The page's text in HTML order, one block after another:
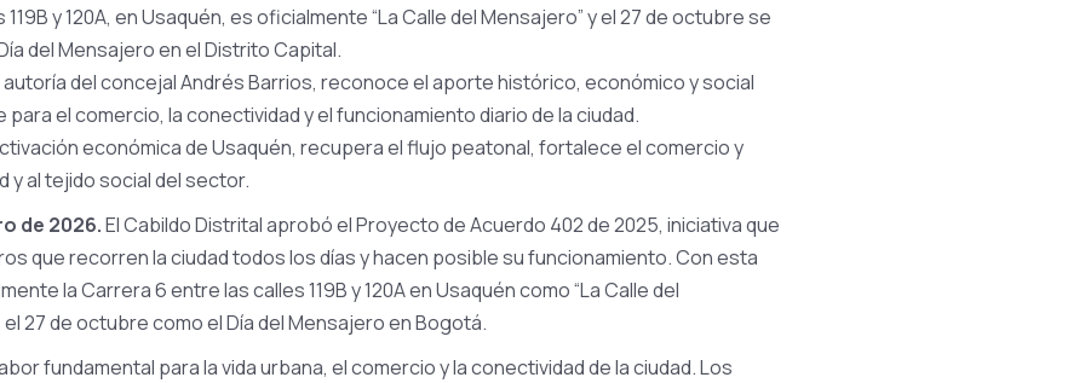
y 120A, en Usaquén, es oficialmente “La Calle del Mensajero” y el 27 de octubre se
del Mensajero en el Distrito Capital.
del concejal Andrés Barrios, reconoce el aporte histórico, económico y social
el comercio, la conectividad y el funcionamiento diario de la ciudad.
económica de Usaquén, recupera el flujo peatonal, fortalece el comercio y
y al tejido social del sector.
de 2026.El Cabildo Distrital aprobó el Proyecto de Acuerdo 402 de 2025, iniciativa que
que recorren la ciudad todos los días y hacen posible su funcionamiento. Con esta
la Carrera 6 entre las calles 119B y 120A en Usaquén como “La Calle del
27 de octubre como el Día del Mensajero en Bogotá.
fundamental para la vida urbana, el comercio y la conectividad de la ciudad. Los